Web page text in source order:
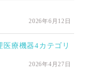
2026年6月12日
療機器4カテゴリ
2026年4月27日